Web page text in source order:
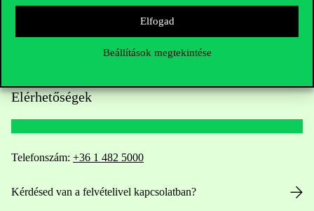
Elfogad
Beállítások megtekintése
Elérhetőségek
Telefonszám: +36 1 482 5000
Kérdésed van a felvételivel kapcsolatban?